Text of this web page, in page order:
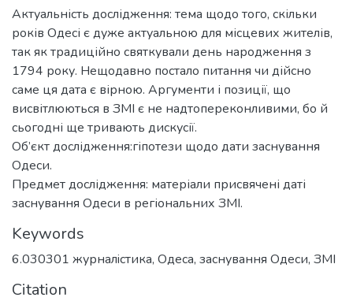
Актуальність дослідження: тема щодо того, скільки
років Одесі є дуже актуальною для місцевих жителів,
так як традиційно святкували день народження з
1794 року. Нещодавно постало питання чи дійсно
саме ця дата є вірною. Аргументи і позиції, що
висвітлюються в ЗМІ є не надтопереконливими, бо й
сьогодні ще тривають дискусії.
Об’єкт дослідження:гіпотези щодо дати заснування
Одеси.
Предмет дослідження: матеріали присвячені даті
заснування Одеси в регіональних ЗМІ.
Keywords
6.030301 журналicтика, Одеса, заснування Одеси, ЗМІ
Citation